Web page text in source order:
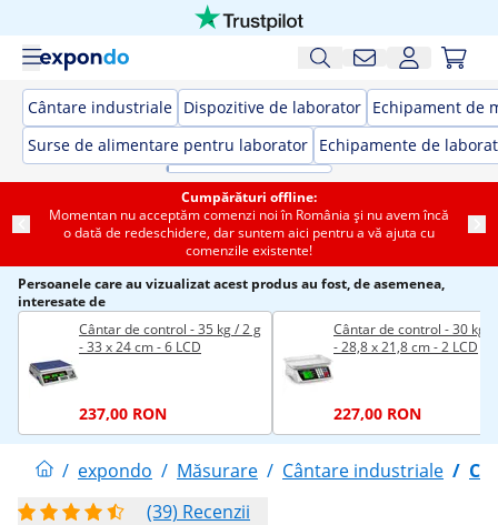
Cântare industriale Dispozitive de laborator Echipament de
Surse de alimentare pentru laborator Echipamente de
Cumpărături offline:
Momentan nu acceptăm comenzi noi în România și nu avem încă
o dată de redeschidere, dar suntem aici pentru a vă ajuta cu
comenzile existente!
Persoanele care au vizualizat acest produs au fost, de asemenea,
interesate de
Cântar de control - 35 kg / 2 g
- 33 x 24 cm - 6 LCD
237,00 RON
Cântar de control - 30 kg /
- 28,8 x 21,8 cm - 2 LCD
227,00 RON
/ expondo / Măsurare / Cântare industriale /
(39) Recenzii